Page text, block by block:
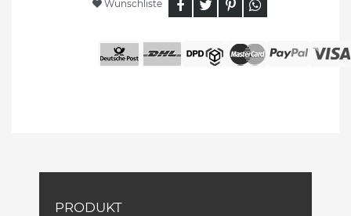
Wunschliste
PRODUKT